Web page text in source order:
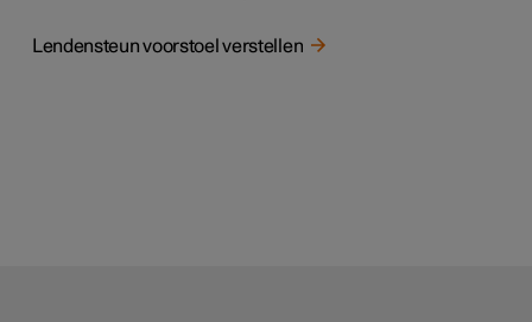
Lendensteun voorstoel verstellen